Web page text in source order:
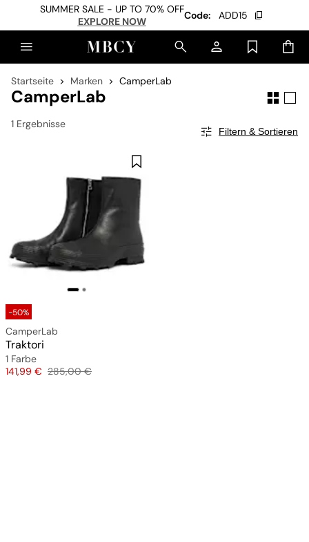
SUMMER SALE - UP TO 70% OFF
EXPLORE NOW
Code: ADD15
Startseite Marken CamperLab
CamperLab
1 Ergebnisse
Filtern & Sortieren
-50%
CamperLab
Traktori
1 Farbe
Preis
141,99 € Originalpreis
285,00 €